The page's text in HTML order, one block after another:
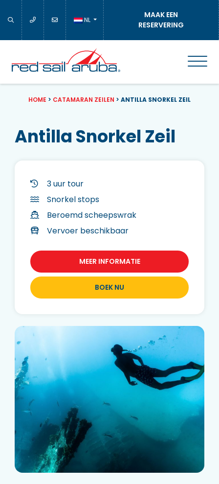
NL
MAAK EEN
RESERVERING
HOME > CATAMARAN ZEILEN > ANTILLA SNORKEL ZEIL
Antilla Snorkel Zeil
3 uur tour
Snorkel stops
Beroemd scheepswrak
Vervoer beschikbaar
MEER INFORMATIE
BOEK NU